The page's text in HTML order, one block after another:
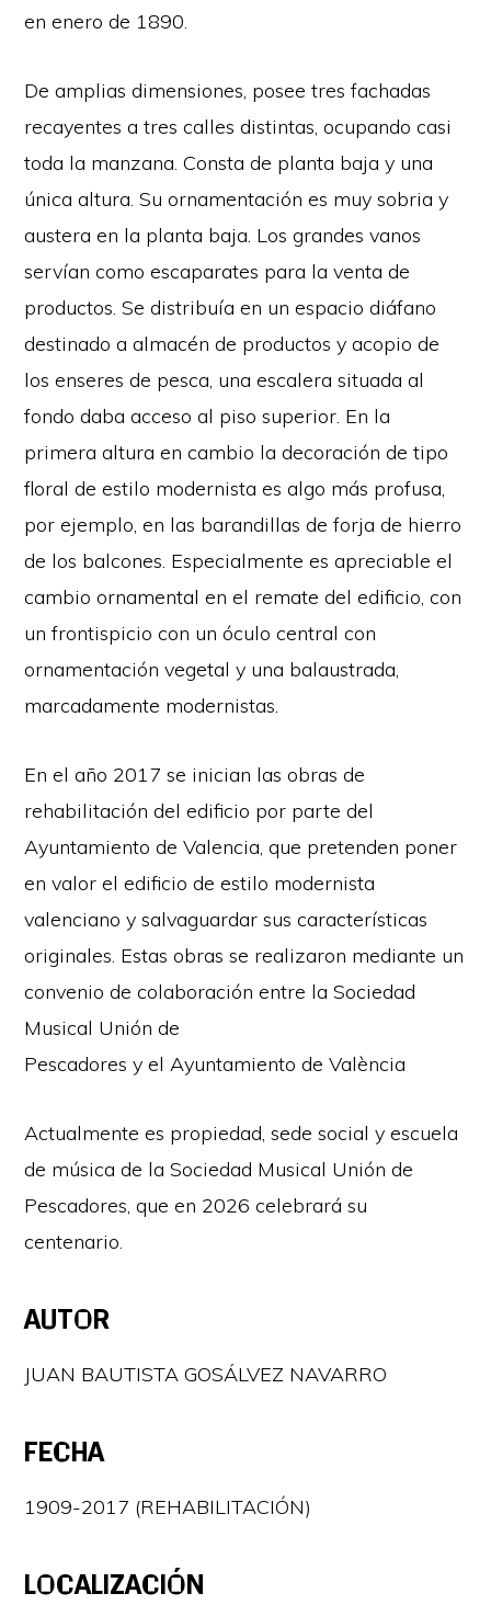
en enero de 1890.
De amplias dimensiones, posee tres fachadas
recayentes a tres calles distintas, ocupando casi
toda la manzana. Consta de planta baja y una
única altura. Su ornamentación es muy sobria y
austera en la planta baja. Los grandes vanos
servían como escaparates para la venta de
productos. Se distribuía en un espacio diáfano
destinado a almacén de productos y acopio de
los enseres de pesca, una escalera situada al
fondo daba acceso al piso superior. En la
primera altura en cambio la decoración de tipo
floral de estilo modernista es algo más profusa,
por ejemplo, en las barandillas de forja de hierro
de los balcones. Especialmente es apreciable el
cambio ornamental en el remate del edificio, con
un frontispicio con un óculo central con
ornamentación vegetal y una balaustrada,
marcadamente modernistas.
En el año 2017 se inician las obras de
rehabilitación del edificio por parte del
Ayuntamiento de Valencia, que pretenden poner
en valor el edificio de estilo modernista
valenciano y salvaguardar sus características
originales. Estas obras se realizaron mediante un
convenio de colaboración entre la Sociedad
Musical Unión de
Pescadores y el Ayuntamiento de València
Actualmente es propiedad, sede social y escuela
de música de la Sociedad Musical Unión de
Pescadores, que en 2026 celebrará su
centenario.
AUTOR
JUAN BAUTISTA GOSÁLVEZ NAVARRO
FECHA
1909-2017 (REHABILITACIÓN)
LOCALIZACIÓN